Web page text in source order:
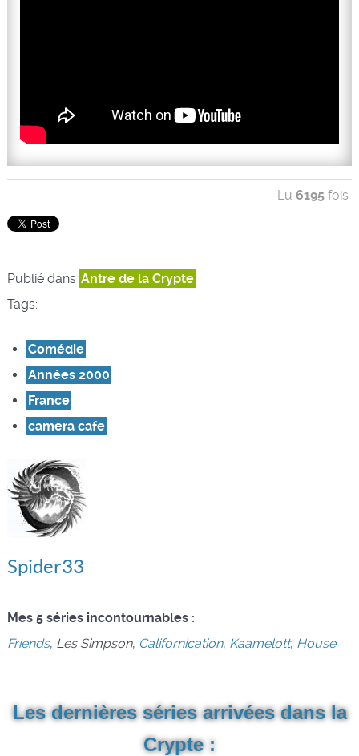
Lu6195 fois
Publié dans Antre de la Crypte
Tags:
Comédie
Années 2000
France
camera cafe
Spider33
Mes 5 séries incontournables :
Friends, Les Simpson, Californication, Kaamelott, House.
Les dernières séries arrivées dans la
Crypte :